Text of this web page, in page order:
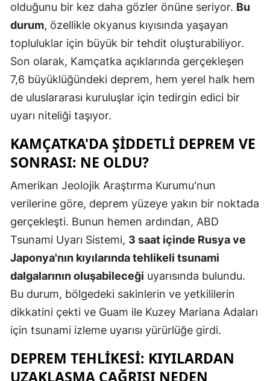
olduğunu bir kez daha gözler önüne seriyor. Bu
durum, özellikle okyanus kıyısında yaşayan
topluluklar için büyük bir tehdit oluşturabiliyor.
Son olarak, Kamçatka açıklarında gerçekleşen
7,6 büyüklüğündeki deprem, hem yerel halk hem
de uluslararası kuruluşlar için tedirgin edici bir
uyarı niteliği taşıyor.
KAMÇATKA'DA ŞIDDETLI DEPREM VE
SONRASI: NE OLDU?
Amerikan Jeolojik Araştırma Kurumu'nun
verilerine göre, deprem yüzeye yakın bir noktada
gerçekleşti. Bunun hemen ardından, ABD
Tsunami Uyarı Sistemi, 3 saat içinde Rusya ve
Japonya'nın kıyılarında tehlikeli tsunami
dalgalarının oluşabileceği uyarısında bulundu.
Bu durum, bölgedeki sakinlerin ve yetkililerin
dikkatini çekti ve Guam ile Kuzey Mariana Adaları
için tsunami izleme uyarısı yürürlüğe girdi.
DEPREM TEHLIKESI: KIYILARDAN
UZAKLAŞMA ÇAĞRISI NEDEN